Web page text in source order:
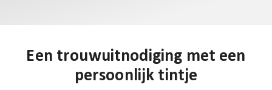
Een trouwuitnodiging met een
persoonlijk tintje